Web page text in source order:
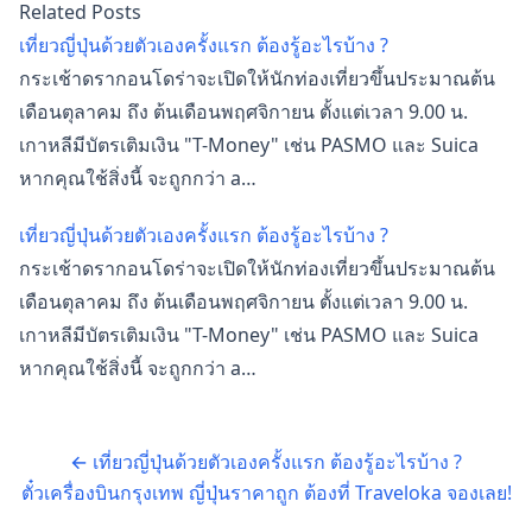
Related Posts
เที่ยวญี่ปุ่นด้วยตัวเองครั้งแรก ต้องรู้อะไรบ้าง ?
กระเช้าดรากอนโดร่าจะเปิดให้นักท่องเที่ยวขึ้นประมาณต้น
เดือนตุลาคม ถึง ต้นเดือนพฤศจิกายน ตั้งแต่เวลา 9.00 น.
เกาหลีมีบัตรเติมเงิน "T-Money" เช่น PASMO และ Suica
หากคุณใช้สิ่งนี้ จะถูกกว่า a…
เที่ยวญี่ปุ่นด้วยตัวเองครั้งแรก ต้องรู้อะไรบ้าง ?
กระเช้าดรากอนโดร่าจะเปิดให้นักท่องเที่ยวขึ้นประมาณต้น
เดือนตุลาคม ถึง ต้นเดือนพฤศจิกายน ตั้งแต่เวลา 9.00 น.
เกาหลีมีบัตรเติมเงิน "T-Money" เช่น PASMO และ Suica
หากคุณใช้สิ่งนี้ จะถูกกว่า a…
← เที่ยวญี่ปุ่นด้วยตัวเองครั้งแรก ต้องรู้อะไรบ้าง ?
ตั๋วเครื่องบินกรุงเทพ ญี่ปุ่นราคาถูก ต้องที่ Traveloka จองเลย!